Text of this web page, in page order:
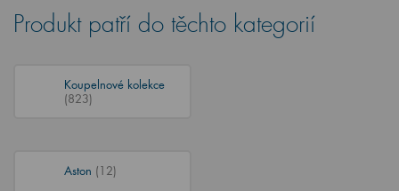
Produkt patří do těchto kategorií
Koupelnové kolekce
(823)
Aston (12)